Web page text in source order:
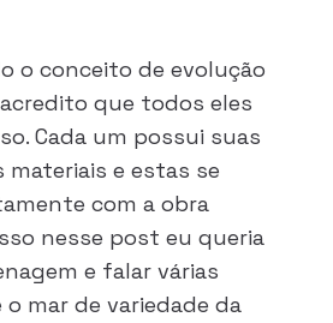
o conceito de evolução
que todos eles
Cada um possui suas
e estas se
com a obra
nesse post eu queria
e falar várias
mar de variedade da